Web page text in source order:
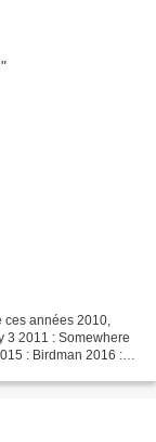
ces années 2010,
3 2011 : Somewhere
: Birdman 2016 :